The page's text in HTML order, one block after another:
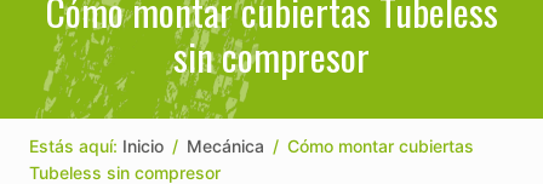
mtb
senderismo
para
escapar
del
sofá
Cómo montar cubiertas Tubeless
sin compresor
Estás aquí: Inicio / Mecánica / Cómo montar cubiertas
Tubeless sin compresor